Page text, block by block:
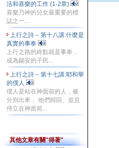
活和喜樂的工作 (1-2章)
喜樂乃神的兒女最重要的標
誌之一...
上行之詩 – 第十八講:什麼是
真實的事奉
上行之路的終點就是事奉，
成為錫安的子民...
上行之詩 – 第十七講:耶和華
的僕人
僕人是站在神面前的人，被
分別出來， 他們歸回、並且
侍立在神面前...
其他文章有關"得著"